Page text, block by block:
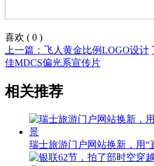
喜欢 ( 0 )
上一篇：飞人黄金比例LOGO设计
佳MDCS偏光系宣传片
相关推荐
瑞士旅游门户网站换新，用“